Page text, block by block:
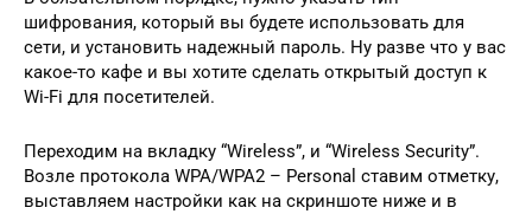
шифрования, который вы будете использовать для
сети, и установить надежный пароль. Ну разве что у вас
какое-то кафе и вы хотите сделать открытый доступ к
Wi-Fi для посетителей.
Переходим на вкладку “Wireless”, и “Wireless Security”.
Возле протокола WPA/WPA2 – Personal ставим отметку,
выставляем настройки как на скриншоте ниже и в